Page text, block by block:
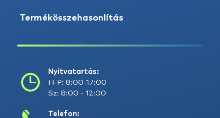
Termékösszehasonlítás
Nyitvatartás:
H-P: 8:00-17:00
Sz: 8:00 - 12:00
Telefon: